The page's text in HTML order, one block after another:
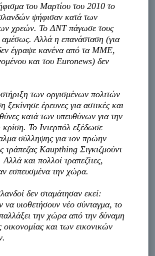
του Μαρτίου του 2010 το
ψήφισαν κατά των
χρεών. Το ΔΝΤ πάγωσε τους
αμέσως. Αλλά η επανάσταση (για
έγραψε κανένα από τα ΜΜΕ,
και του Euronews) δεν
των οργισμένων πολιτών
ξεκίνησε έρευνες για αστικές και
κατά των υπευθύνων για την
κρίση. Το Ιντερπόλ εξέδωσε
σύλληψης για τον πρώην
τράπεζας Kaupthing Σιγκιζμούντ
και πολλοί τραπεζίτες,
εσπευσμένα την χώρα.
δεν σταμάτησαν εκεί:
να υιοθετήσουν νέο σύνταγμα, το
την χώρα από την δύναμη
οικονομίας και των εικονικών